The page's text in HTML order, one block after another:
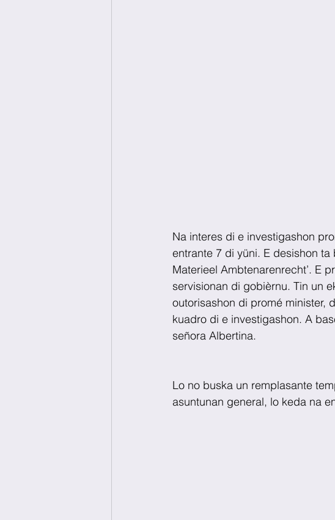
Na interes di e investigashon
entrante 7 di yüni. E desishon
Materieel Ambtenarenrecht’. E
servisionan di gobièrnu. Tin un
outorisashon di promé minister,
kuadro di e investigashon. A
señora Albertina.
Lo no buska un remplasante
asuntunan general, lo keda na